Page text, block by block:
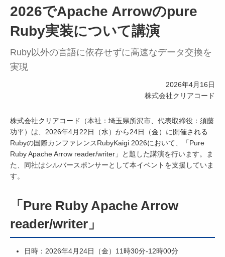
2026でApache Arrowのpure
Ruby実装について講演
Ruby以外の言語に依存せずに高速なデータ交換を
実現
2026年4月16日
株式会社クリアコード
株式会社クリアコード（本社：埼玉県所沢市、代表取締役：須藤
功平）は、2026年4月22日（水）から24日（金）に開催される
Rubyの国際カンファレンスRubyKaigi 2026において、「Pure
Ruby Apache Arrow reader/writer」と題した講演を行います。ま
た、同社はシルバースポンサーとして本イベントを支援していま
す。
「Pure Ruby Apache Arrow
reader/writer」
日時：2026年4月24日（金）11時30分-12時00分